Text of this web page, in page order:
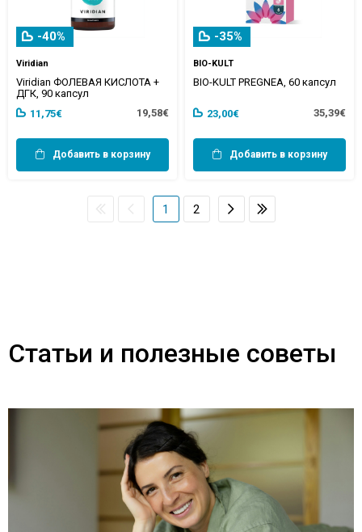
-40%
Viridian
Viridian ФОЛЕВАЯ КИСЛОТА +
ДГК, 90 капсул
11,75€
19,58€
Добавить в корзину
-35%
BIO-KULT
BIO-KULT PREGNEA, 60 капсул
23,00€ 35,39€
Добавить в корзину
1 2
Статьи и полезные советы